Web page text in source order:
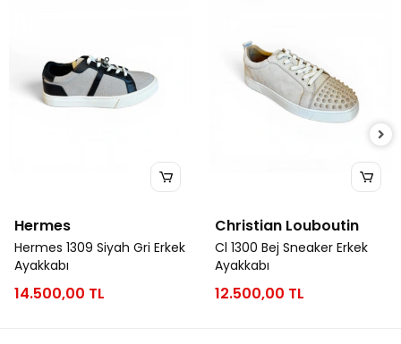
Hermes
Hermes 1309 Siyah Gri Erkek
Ayakkabı
14.500,00 TL
Christian Louboutin
Cl 1300 Bej Sneaker Erkek
Ayakkabı
12.500,00 TL